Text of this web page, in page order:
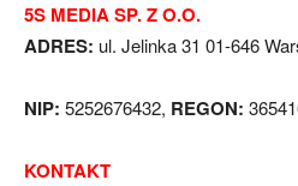
5S MEDIA SP. Z O.O.
ADRES: ul. Jelinka 31 01-646
NIP: 5252676432, REGON:
KONTAKT